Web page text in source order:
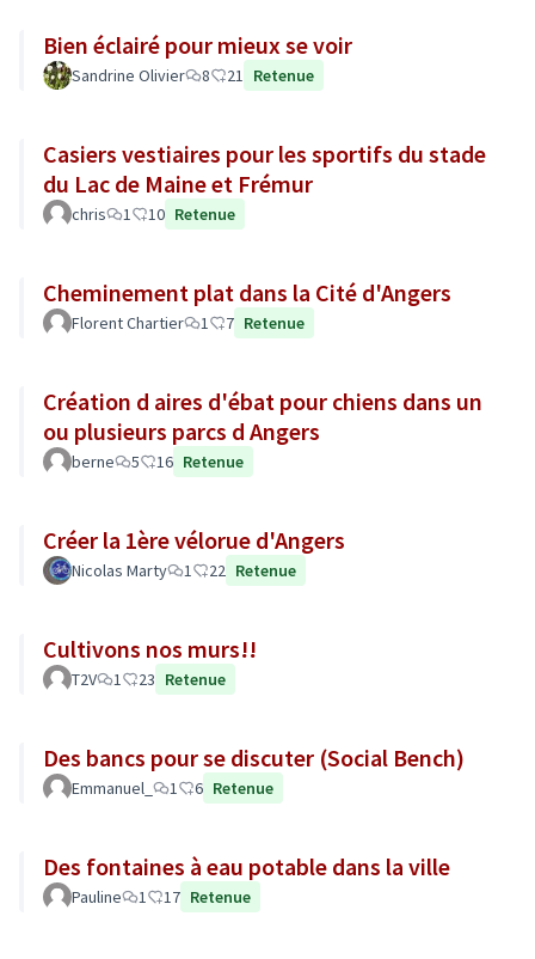
Bien éclairé pour mieux se voir
Sandrine Olivier 8 21 Retenue
Casiers vestiaires pour les sportifs du stade
du Lac de Maine et Frémur
chris 1 10 Retenue
Cheminement plat dans la Cité d'Angers
Florent Chartier 1 7 Retenue
Création d aires d'ébat pour chiens dans un
ou plusieurs parcs d Angers
berne 5 16 Retenue
Créer la 1ère vélorue d'Angers
Nicolas Marty 1 22 Retenue
Cultivons nos murs!!
T2V 1 23 Retenue
Des bancs pour se discuter (Social Bench)
Emmanuel_ 1 6 Retenue
Des fontaines à eau potable dans la ville
Pauline 1 17 Retenue